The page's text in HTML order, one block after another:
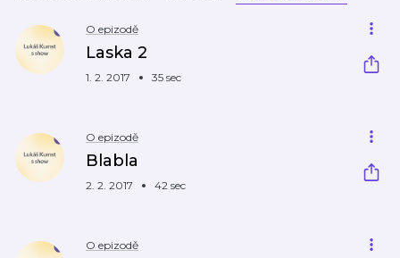
O epizodě
Laska 2
1. 2. 2017 35 sec
O epizodě
Blabla
2. 2. 2017 42 sec
O epizodě